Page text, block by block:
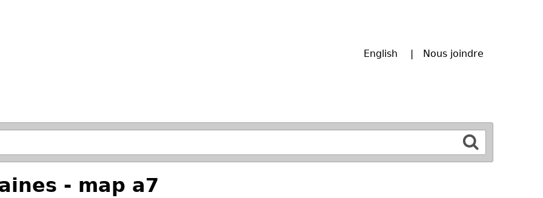
English Nous joindre
- map a7